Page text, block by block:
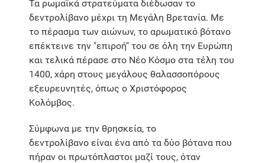
Τα ρωμαϊκά στρατεύματα διέδωσαν το
δεντρολίβανο μέχρι τη Μεγάλη Βρετανία. Με
το πέρασμα των αιώνων, το αρωματικό βότανο
επέκτεινε την "επιροή" του σε όλη την Ευρώπη
και τελικά πέρασε στο Νέο Κόσμο στα τέλη του
1400, χάρη στους μεγάλους θαλασσοπόρους
εξευρευνητές, όπως ο Χριστόφορος
Κολόμβος.
Σύμφωνα με την θρησκεία, το
δεντρολίβανο είναι ένα από τα δύο βότανα που
πήραν οι πρωτόπλαστοι μαζί τους, όταν